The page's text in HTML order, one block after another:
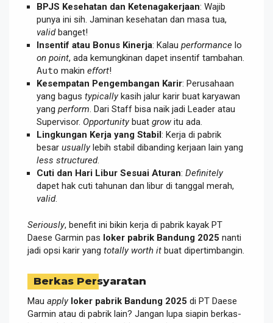
BPJS Kesehatan dan Ketenagakerjaan: Wajib
punya ini sih. Jaminan kesehatan dan masa tua,
validbanget!
Insentif atau Bonus Kinerja: Kalau performance lo
on point, ada kemungkinan dapet insentif tambahan.
Auto makin effort!
Kesempatan Pengembangan Karir: Perusahaan
yang bagus typicallykasih jalur karir buat karyawan
yang perform . Dari Staff bisa naik jadi Leader atau
Supervisor. Opportunitybuat grow itu ada.
Lingkungan Kerja yang Stabil: Kerja di pabrik
besar usuallylebih stabil dibanding kerjaan lain yang
less structured.
Cuti dan Hari Libur Sesuai Aturan: Definitely
dapet hak cuti tahunan dan libur di tanggal merah,
valid.
Seriously, benefit ini bikin kerja di pabrik kayak PT
Daese Garmin pas loker pabrik Bandung 2025 nanti
jadi opsi karir yang totally worth it buat dipertimbangin.
Berkas Persyaratan
Mau apply loker pabrik Bandung 2025 di PT Daese
Garmin atau di pabrik lain? Jangan lupa siapin berkas-